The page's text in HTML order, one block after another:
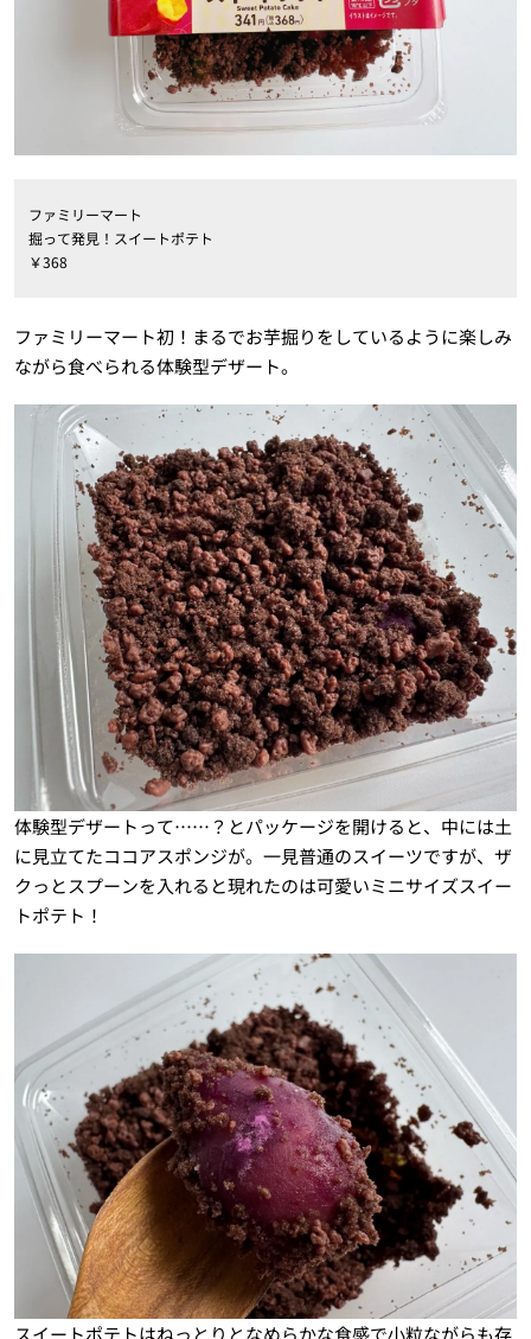
ファミリーマート
掘って発見！スイートポテト
￥368
ファミリーマート初！まるでお芋掘りをしているように楽しみ
ながら食べられる体験型デザート。
体験型デザートって……？とパッケージを開けると、中には土
に見立てたココアスポンジが。一見普通のスイーツですが、ザ
クっとスプーンを入れると現れたのは可愛いミニサイズスイー
トポテト！
スイートポテトはねっとりとなめらかな食感で小粒ながらも存